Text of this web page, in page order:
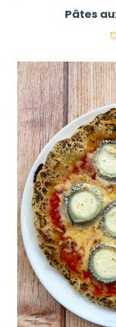
Pâtes